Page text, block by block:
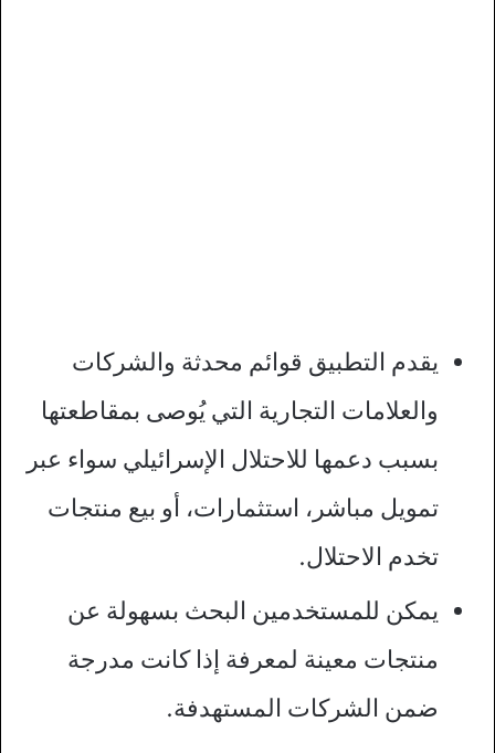
يقدم التطبيق قوائم محدثة والشركات
والعلامات التجارية التي يُوصى بمقاطعتها
بسبب دعمها للاحتلال الإسرائيلي سواء عبر
تمويل مباشر، استثمارات، أو بيع منتجات
تخدم الاحتلال.
يمكن للمستخدمين البحث بسهولة عن
منتجات معينة لمعرفة إذا كانت مدرجة
ضمن الشركات المستهدفة.